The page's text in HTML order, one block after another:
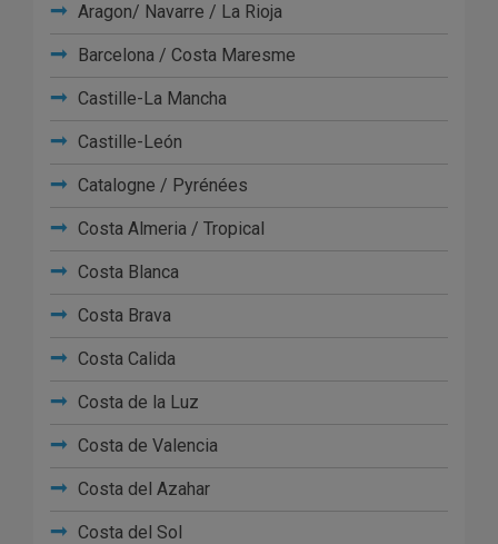
Aragon/ Navarre / La Rioja
Barcelona / Costa Maresme
Castille-La Mancha
Castille-León
Catalogne / Pyrénées
Costa Almeria / Tropical
Costa Blanca
Costa Brava
Costa Calida
Costa de la Luz
Costa de Valencia
Costa del Azahar
Costa del Sol